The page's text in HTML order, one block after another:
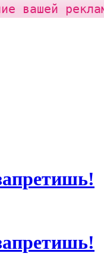
вашей